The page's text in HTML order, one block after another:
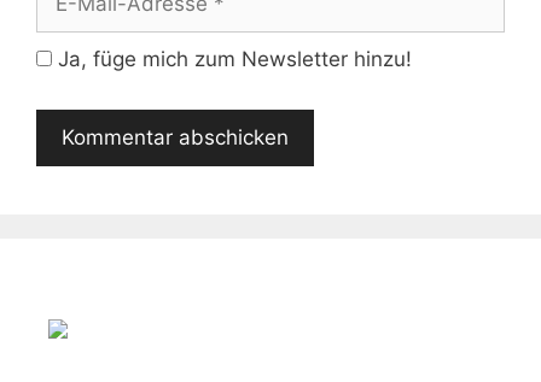
Adresse
Ja, füge mich zum Newsletter hinzu!